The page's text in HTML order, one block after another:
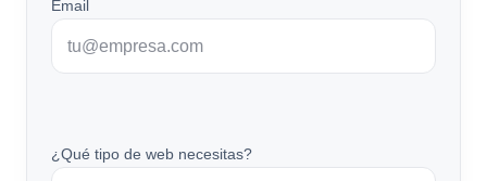
Email
¿Qué tipo de web necesitas?